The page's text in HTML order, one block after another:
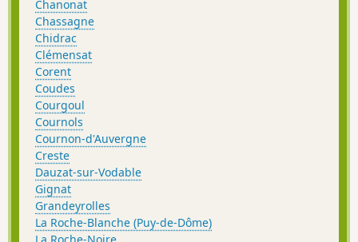
Chanonat
Chassagne
Chidrac
Clémensat
Corent
Coudes
Courgoul
Cournols
Cournon-d'Auvergne
Creste
Dauzat-sur-Vodable
Gignat
Grandeyrolles
La Roche-Blanche (Puy-de-Dôme)